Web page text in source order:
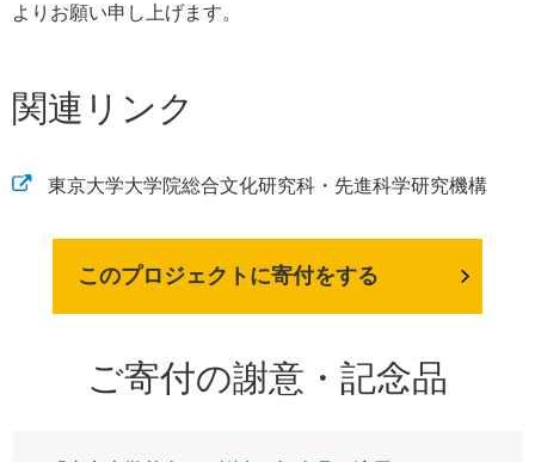
よりお願い申し上げます。
関連リンク
東京大学大学院総合文化研究科・先進科学研究機構
このプロジェクトに寄付をする
ご寄付の謝意・記念品